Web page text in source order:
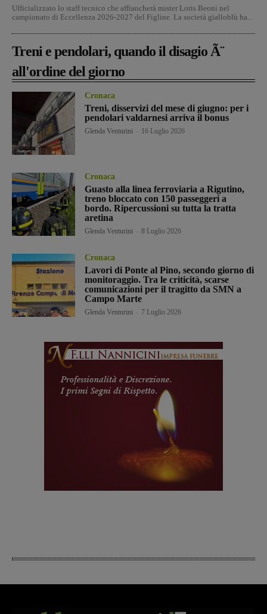
Ufficializzato lo staff tecnico che affiancherà mister Loris Beoni nel
campionato di Eccellenza 2026-2027 del Figline. La società gialloblù ha...
Treni e pendolari, quando il disagio Ã¨
all'ordine del giorno
Cronaca
Treni, disservizi del mese di giugno: per i
pendolari valdarnesi arriva il bonus
Glenda Venturini 16 Luglio 2026
Cronaca
Guasto alla linea ferroviaria a Rigutino,
treno bloccato con 150 passeggeri a
bordo. Ripercussioni su tutta la tratta
aretina
Glenda Venturini 8 Luglio 2026
Cronaca
Lavori di Ponte al Pino, secondo giorno di
monitoraggio. Tra le criticità, scarse
comunicazioni per il tragitto da SMN a
Campo Marte
Glenda Venturini 7 Luglio 2026